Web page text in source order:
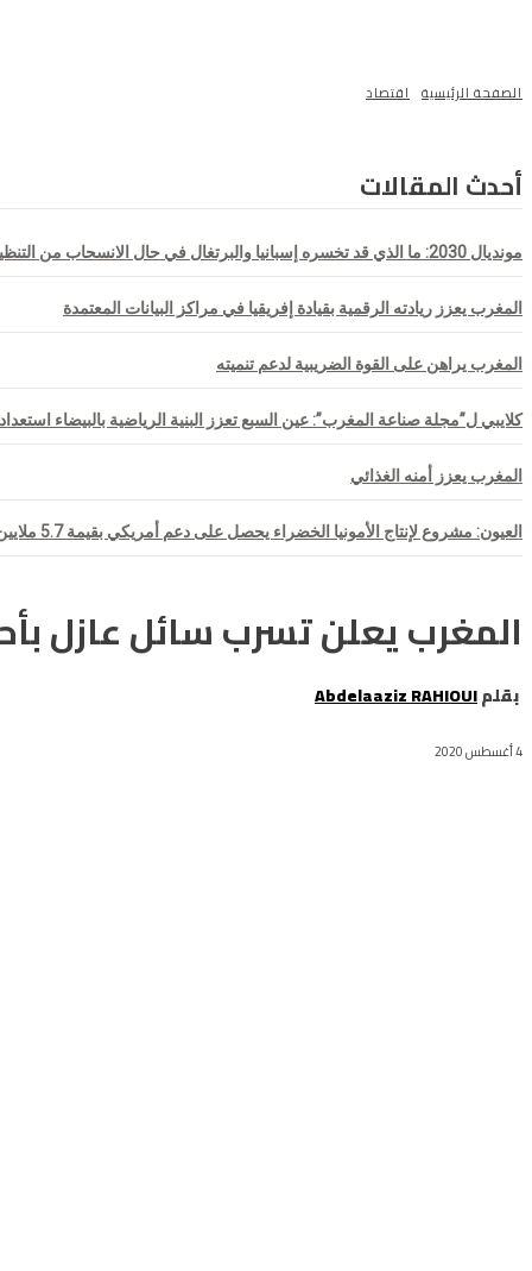
الصفحة الرئيسية اقتصاد
أحدث المقالات
مونديال 2030: ما الذي قد تخسره إسبانيا والبرتغال في حال الانسحاب من التنظيم المشترك؟
المغرب يعزز ريادته الرقمية بقيادة إفريقيا في مراكز البيانات المعتمدة
المغرب يراهن على القوة الضريبية لدعم تنميته
كلايبي ل”مجلة صناعة المغرب”: عين السبع تعزز البنية الرياضية بالبيضاء استعداداً
المغرب يعزز أمنه الغذائي
العيون: مشروع لإنتاج الأمونيا الخضراء يحصل على دعم أمريكي بقيمة 5.7 ملايين دولار
المغرب يعلن تسرب سائل عازل
بقلمAbdelaaziz RAHIOUI
4 أغسطس 2020